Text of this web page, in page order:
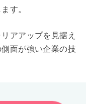
す。
アアップを見据え
面が強い企業の技